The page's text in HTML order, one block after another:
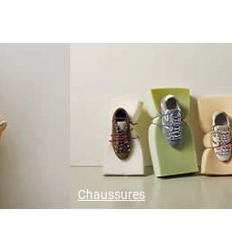
Chaussures